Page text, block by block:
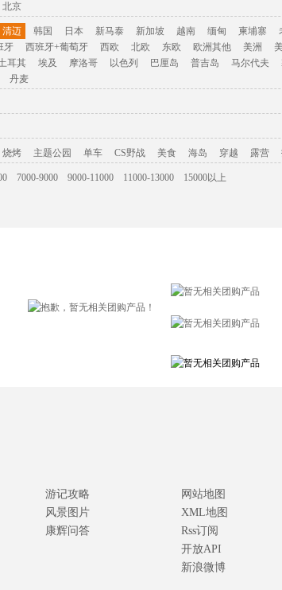
北京
清迈 韩国 日本 新马泰 新加坡 越南 缅甸 柬埔寨
牙 西班牙+葡萄牙 西欧 北欧 东欧 欧洲其他 美洲
耳其 埃及 摩洛哥 以色列 巴厘岛 普吉岛 马尔代夫
丹麦
烧烤 主题公园 单车 CS野战 美食 海岛 穿越 露营
7000-9000 9000-11000 11000-13000
15000以上
游记攻略
风景图片
康辉问答
网站地图
XML地图
Rss订阅
开放API
新浪微博